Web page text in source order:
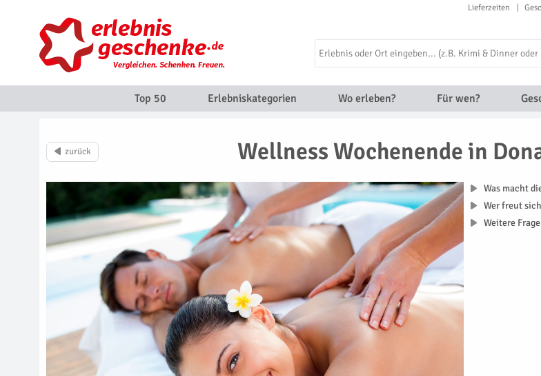
Lieferzeiten
Top 50 Erlebniskategorien Wo erleben? Für wen?
Wellness Wochenende in
Was macht
Wer freut
Weitere